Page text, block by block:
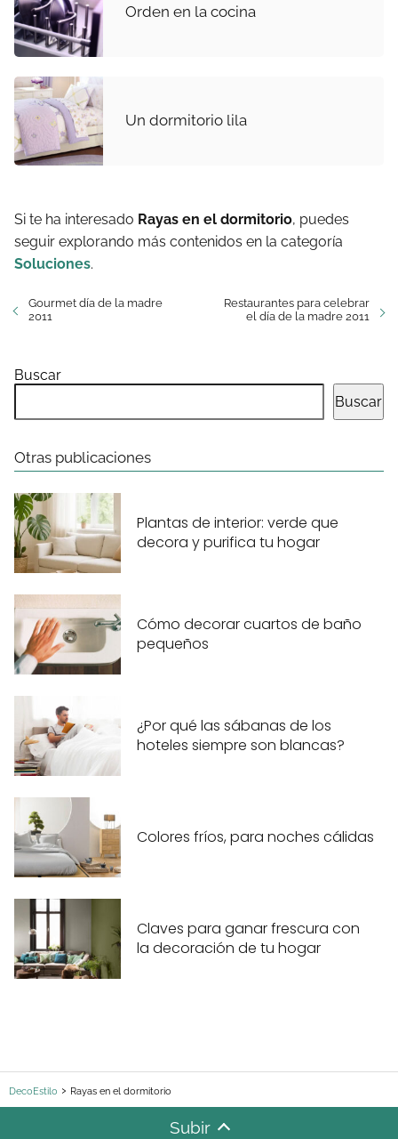
Orden en la cocina
Un dormitorio lila
Si te ha interesado Rayas en el dormitorio, puedes
seguir explorando más contenidos en la categoría
Soluciones.
Gourmet día de la madre
2011
Restaurantes para celebrar
el día de la madre 2011
Buscar
Buscar
Otras publicaciones
Plantas de interior: verde que
decora y purifica tu hogar
Cómo decorar cuartos de baño
pequeños
¿Por qué las sábanas de los
hoteles siempre son blancas?
Colores fríos, para noches cálidas
Claves para ganar frescura con
la decoración de tu hogar
DecoEstilo Rayas en el dormitorio
Subir